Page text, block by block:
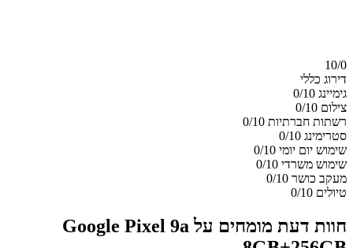
10/0
דירוג כללי
גימיינג 0/10
צילום 0/10
רשתות חברתיות 0/10
סטרימינג 0/10
שימוש יום יומי 0/10
שימוש משרדי 0/10
מעקב כושר 0/10
טיולים 0/10
חוות דעת מומחים על Google Pixel 9a